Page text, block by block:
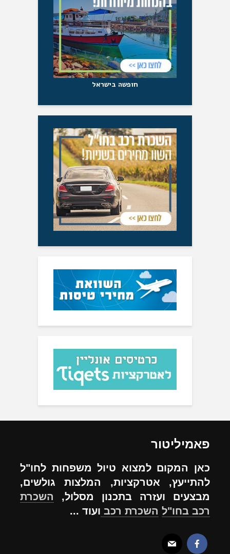
חופשה בישראל
פאמיליטור
כאן המקום למצוא טיול משפחות לחו"ל
להתייעץ, אטרקציות, המלצות גולשים,
מבצעים ועזרה בתכנון מסלול, השכרת
רכב בחו"ל השכרת רכב ועוד ...